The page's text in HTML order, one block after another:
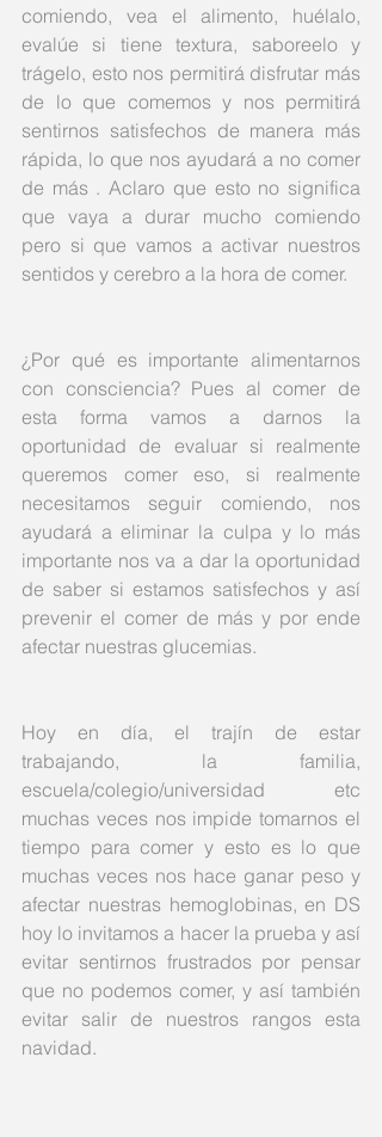
comiendo, vea el alimento, huélalo,
evalúe si tiene textura, saboreelo y
trágelo, esto nos permitirá disfrutar más
de lo que comemos y nos permitirá
sentirnos satisfechos de manera más
rápida, lo que nos ayudará a no comer
de más . Aclaro que esto no significa
que vaya a durar mucho comiendo
pero si que vamos a activar nuestros
sentidos y cerebro a la hora de comer.
¿Por qué es importante alimentarnos
con consciencia? Pues al comer de
esta forma vamos a darnos la
oportunidad de evaluar si realmente
queremos comer eso, si realmente
necesitamos seguir comiendo, nos
ayudará a eliminar la culpa y lo más
importante nos va a dar la oportunidad
de saber si estamos satisfechos y así
prevenir el comer de más y por ende
afectar nuestras glucemias.
Hoy en día, el trajín de estar
trabajando, la familia,
escuela/colegio/universidad etc
muchas veces nos impide tomarnos el
tiempo para comer y esto es lo que
muchas veces nos hace ganar peso y
afectar nuestras hemoglobinas, en DS
hoy lo invitamos a hacer la prueba y así
evitar sentirnos frustrados por pensar
que no podemos comer, y así también
evitar salir de nuestros rangos esta
navidad.